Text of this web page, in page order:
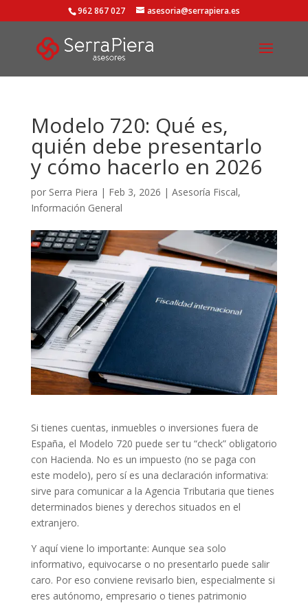
962 867 027 asesoria@serrapiera.es
Modelo 720: Qué es,
quién debe presentarlo
y cómo hacerlo en 2026
por Serra Piera | Feb 3, 2026 | Asesoría Fiscal,
Información General
Si tienes cuentas, inmuebles o inversiones fuera de
España, el Modelo 720 puede ser tu “check” obligatorio
con Hacienda. No es un impuesto (no se paga con
este modelo), pero sí es una declaración informativa:
sirve para comunicar a la Agencia Tributaria que tienes
determinados bienes y derechos situados en el
extranjero.
Y aquí viene lo importante: Aunque sea solo
informativo, equivocarse o no presentarlo puede salir
caro. Por eso conviene revisarlo bien, especialmente si
eres autónomo, empresario o tienes patrimonio